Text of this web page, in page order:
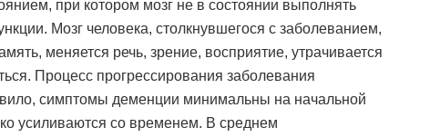
при котором мозг не в состоянии выполнять
Мозг человека, столкнувшегося с заболеванием,
меняется речь, зрение, восприятие, утрачивается
Процесс прогрессирования заболевания
симптомы деменции минимальны на начальной
усиливаются со временем. В среднем